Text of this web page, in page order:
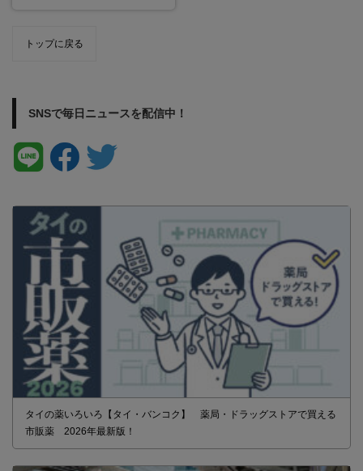
トップに戻る
SNSで毎日ニュースを配信中！
タイの薬いろいろ【タイ・バンコク】 薬局・ドラッグストアで買える
市販薬 2026年最新版！